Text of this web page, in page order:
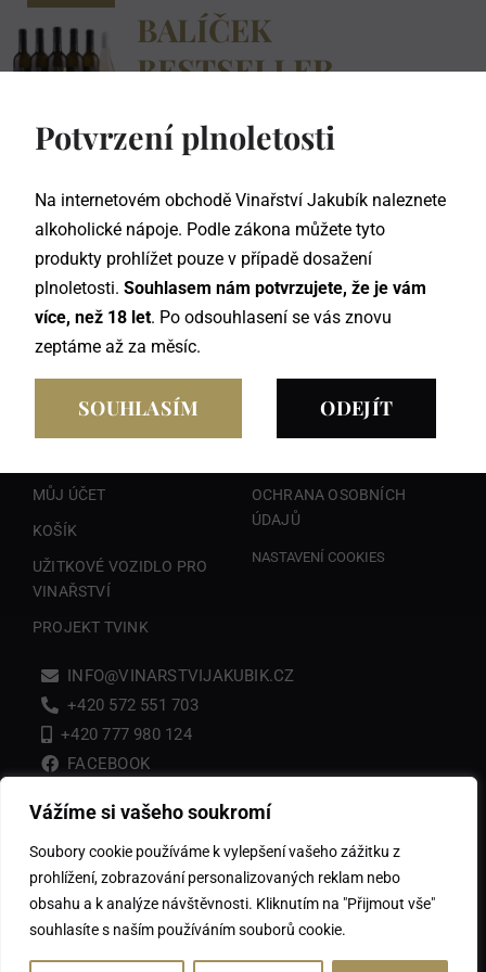
Vážíme si vašeho soukromí
Soubory cookie používáme k vylepšení vašeho zážitku z
prohlížení, zobrazování personalizovaných reklam nebo
obsahu a k analýze návštěvnosti. Kliknutím na "Přijmout vše"
souhlasíte s naším používáním souborů cookie.
BALÍČEK
BESTSELLER
cena
1359 Kč.
cena
999 Kč.
MŮJ ÚČET
KOŠÍK
UŽITKOVÉ VOZIDLO PRO
VINAŘSTVÍ
PROJEKT TVINK
OCHRANA OSOBNÍCH
ÚDAJŮ
NASTAVENÍ COOKIES
INFO@VINARSTVIJAKUBIK.CZ
+420 572 551 703
+420 777 980 124
FACEBOOK
Se sídlem Zlechov, č.p. 589 – 687 10, IČ: 293 80 634 zapsané v
obchodním rejstříku vedeném u Krajského soudu v Brně, oddíl B,
vložka 6788.
© Copyright 2026 | Všechna práva vyhrazena. | VINAŘSTVÍ
Potvrzení plnoletosti
Na internetovém obchodě Vinařství Jakubík naleznete
alkoholické nápoje. Podle zákona můžete tyto
produkty prohlížet pouze v případě dosažení
plnoletosti. Souhlasem nám potvrzujete, že je vám
více, než 18 let. Po odsouhlasení se vás znovu
zeptáme až za měsíc.
SOUHLASÍM ODEJÍT